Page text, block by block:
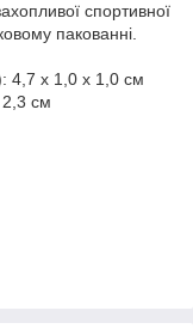
спортивної
пакованні.
4,7 х 1,0 х 1,0 см
см